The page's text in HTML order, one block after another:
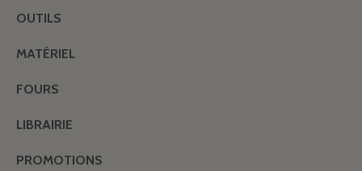
OUTILS
MATÉRIEL
FOURS
LIBRAIRIE
PROMOTIONS